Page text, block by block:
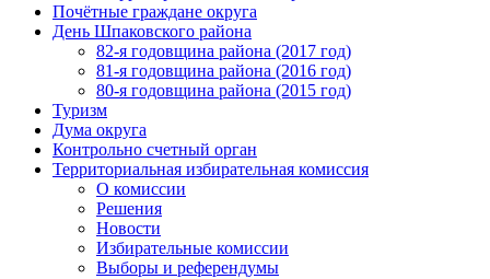
Почётные граждане округа
День Шпаковского района
82-я годовщина района (2017 год)
81-я годовщина района (2016 год)
80-я годовщина района (2015 год)
Туризм
Дума округа
Контрольно счетный орган
Территориальная избирательная комиссия
О комиссии
Решения
Новости
Избирательные комиссии
Выборы и референдумы